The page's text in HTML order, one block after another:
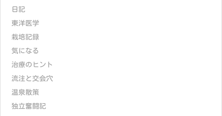
日記
東洋医学
栽培記録
気になる
治療のヒント
流注と交会穴
温泉散策
独立奮闘記